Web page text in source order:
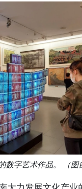
数字艺术作品。 （图